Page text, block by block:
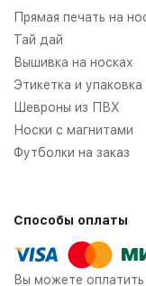
Прямая печать на
Тай дай
Вышивка на носках
Этикетка и упаковка
Шевроны из ПВХ
Носки с магнитами
Футболки на заказ
Способы оплаты
Вы можете